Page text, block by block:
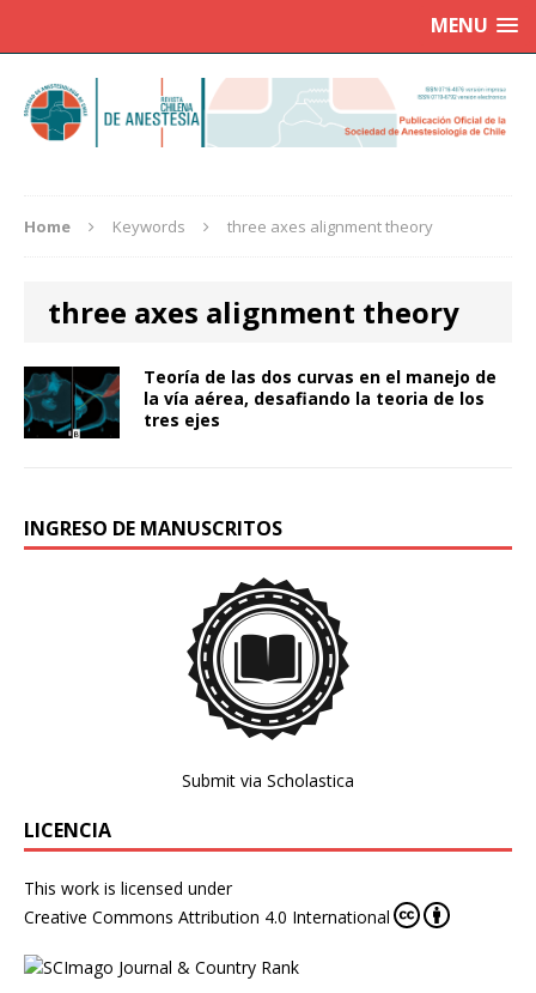
MENU
Home Keywords three axes alignment theory
three axes alignment theory
Teoría de las dos curvas en el manejo de
la vía aérea, desafiando la teoria de los
tres ejes
INGRESO DE MANUSCRITOS
Submit via Scholastica
LICENCIA
This work is licensed under
Creative Commons Attribution 4.0 International